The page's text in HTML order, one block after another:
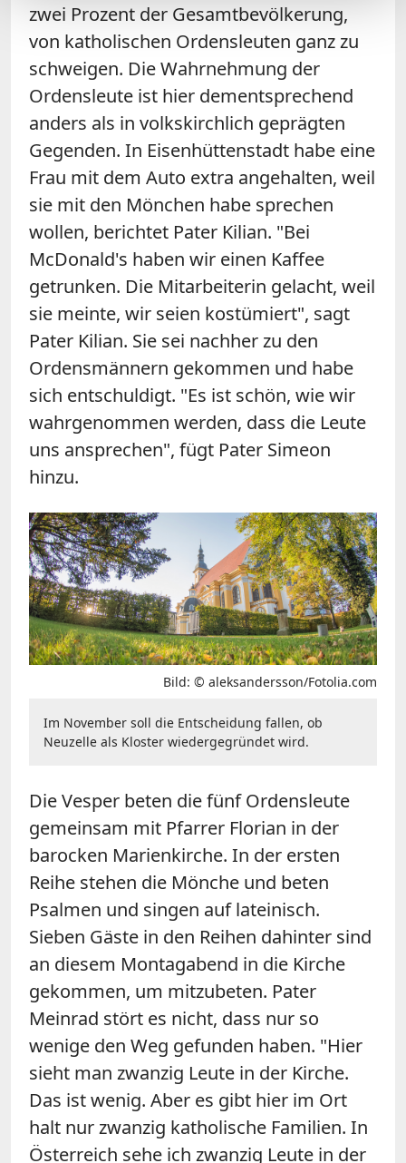
zwei Prozent der Gesamtbevölkerung,
von katholischen Ordensleuten ganz zu
schweigen. Die Wahrnehmung der
Ordensleute ist hier dementsprechend
anders als in volkskirchlich geprägten
Gegenden. In Eisenhüttenstadt habe eine
Frau mit dem Auto extra angehalten, weil
sie mit den Mönchen habe sprechen
wollen, berichtet Pater Kilian. "Bei
McDonald's haben wir einen Kaffee
getrunken. Die Mitarbeiterin gelacht, weil
sie meinte, wir seien kostümiert", sagt
Pater Kilian. Sie sei nachher zu den
Ordensmännern gekommen und habe
sich entschuldigt. "Es ist schön, wie wir
wahrgenommen werden, dass die Leute
uns ansprechen", fügt Pater Simeon
hinzu.
Bild: © aleksandersson/Fotolia.com
Im November soll die Entscheidung fallen, ob
Neuzelle als Kloster wiedergegründet wird.
Die Vesper beten die fünf Ordensleute
gemeinsam mit Pfarrer Florian in der
barocken Marienkirche. In der ersten
Reihe stehen die Mönche und beten
Psalmen und singen auf lateinisch.
Sieben Gäste in den Reihen dahinter sind
an diesem Montagabend in die Kirche
gekommen, um mitzubeten. Pater
Meinrad stört es nicht, dass nur so
wenige den Weg gefunden haben. "Hier
sieht man zwanzig Leute in der Kirche.
Das ist wenig. Aber es gibt hier im Ort
halt nur zwanzig katholische Familien. In
Österreich sehe ich zwanzig Leute in der